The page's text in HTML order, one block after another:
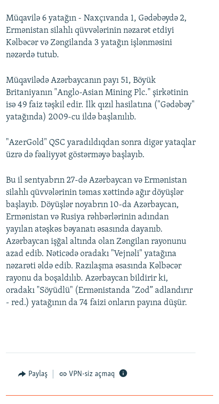
Müqavilə 6 yatağın - Naxçıvanda 1, Gədəbəydə 2,
Ermənistan silahlı qüvvələrinin nəzarət etdiyi
Kəlbəcər və Zəngilanda 3 yatağın işlənməsini
nəzərdə tutub.
Müqavilədə Azərbaycanın payı 51, Böyük
Britaniyanın "Anglo-Asian Mining Plc." şirkətinin
isə 49 faiz təşkil edir. İlk qızıl hasilatına ("Gədəbəy"
yatağında) 2009-cu ildə başlanılıb.
"AzerGold" QSC yaradıldıqdan sonra digər yataqlar
üzrə də fəaliyyət göstərməyə başlayıb.
Bu il sentyabrın 27-də Azərbaycan və Ermənistan
silahlı qüvvələrinin təmas xəttində ağır döyüşlər
başlayıb. Döyüşlər noyabrın 10-da Azərbaycan,
Ermənistan və Rusiya rəhbərlərinin adından
yayılan atəşkəs bəyanatı əsasında dayanıb.
Azərbaycan işğal altında olan Zəngilan rayonunu
azad edib. Nəticədə oradakı "Vejnəli" yatağına
nəzarəti əldə edib. Razılaşma əsasında Kəlbəcər
rayonu da boşaldılıb. Azərbaycan bildirir ki,
oradakı "Söyüdlü" (Ermənistanda "Zod” adlandırır
- red.) yatağının da 74 faizi onların payına düşür.
Paylaş VPN-siz açmaq